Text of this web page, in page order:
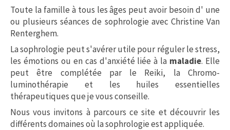
Toute la famille à tous les âges peut avoir besoin d' une
ou plusieurs séances de sophrologie avec Christine Van
Renterghem.
La sophrologie peut s'avérer utile pour réguler le stress,
les émotions ou en cas d'anxiété liée à la maladie. Elle
peut être complétée par le Reiki, la Chromo-
luminothérapie et les huiles essentielles
thérapeutiques que je vous conseille.
Nous vous invitons à parcours ce site et découvrir les
différents domaines où la sophrologie est appliquée.